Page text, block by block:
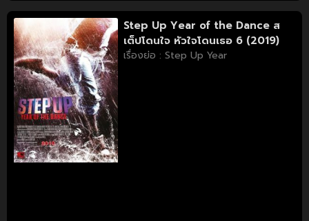
Step Up Year of the Dance ส
เต็ปโดนใจ หัวใจโดนเธอ 6 (2019)
เรื่องย่อ : Step Up Year